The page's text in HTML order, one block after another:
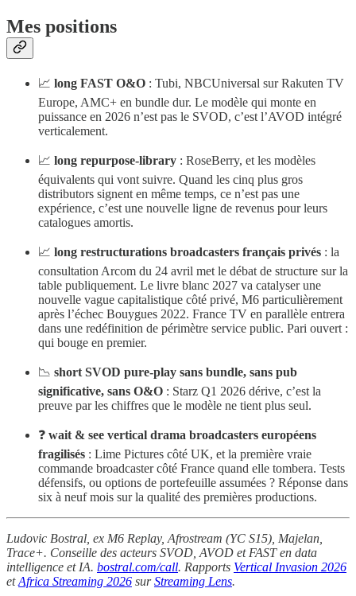
Mes positions
📈 long FAST O&O : Tubi, NBCUniversal sur Rakuten TV
Europe, AMC+ en bundle dur. Le modèle qui monte en
puissance en 2026 n’est pas le SVOD, c’est l’AVOD intégré
verticalement.
📈 long repurpose-library : RoseBerry, et les modèles
équivalents qui vont suivre. Quand les cinq plus gros
distributors signent en même temps, ce n’est pas une
expérience, c’est une nouvelle ligne de revenus pour leurs
catalogues amortis.
📈 long restructurations broadcasters français privés : la
consultation Arcom du 24 avril met le débat de structure sur la
table publiquement. Le livre blanc 2027 va catalyser une
nouvelle vague capitalistique côté privé, M6 particulièrement
après l’échec Bouygues 2022. France TV en parallèle entrera
dans une redéfinition de périmètre service public. Pari ouvert :
qui bouge en premier.
📉 short SVOD pure-play sans bundle, sans pub
significative, sans O&O : Starz Q1 2026 dérive, c’est la
preuve par les chiffres que le modèle ne tient plus seul.
❓ wait & see vertical drama broadcasters européens
fragilisés : Lime Pictures côté UK, et la première vraie
commande broadcaster côté France quand elle tombera. Tests
défensifs, ou options de portefeuille assumées ? Réponse dans
six à neuf mois sur la qualité des premières productions.
Ludovic Bostral, ex M6 Replay, Afrostream (YC S15), Majelan,
Trace+. Conseille des acteurs SVOD, AVOD et FAST en data
intelligence et IA. bostral.com/call. Rapports Vertical Invasion 2026
etAfrica Streaming 2026 surStreaming Lens.